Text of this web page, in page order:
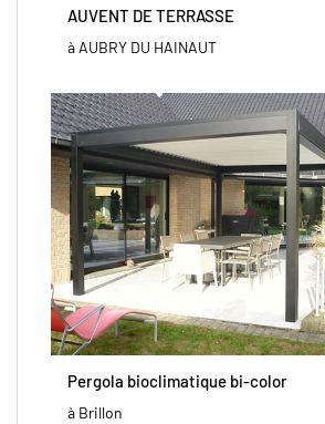
AUVENT DE TERRASSE
à AUBRY DU HAINAUT
Pergola bioclimatique bi-color
à Brillon